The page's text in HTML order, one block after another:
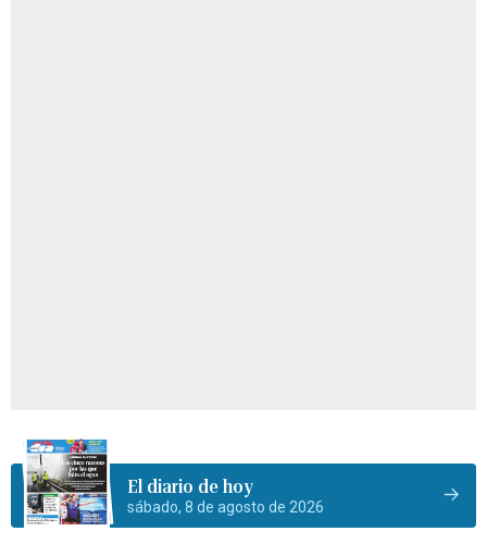
El diario de hoy
sábado, 8 de agosto de 2026